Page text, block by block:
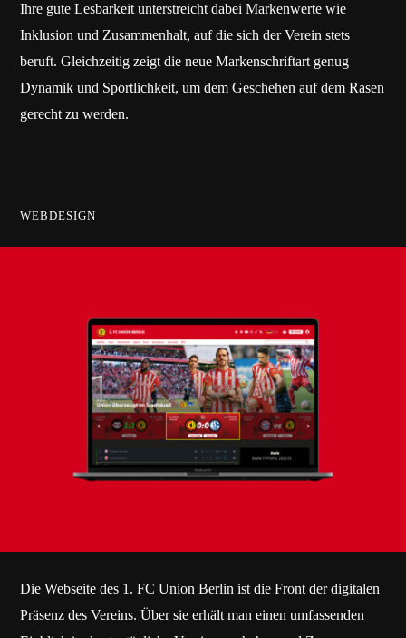
Ihre gute Lesbarkeit unterstreicht dabei Markenwerte wie
Inklusion und Zusammenhalt, auf die sich der Verein stets
beruft. Gleichzeitig zeigt die neue Markenschriftart genug
Dynamik und Sportlichkeit, um dem Geschehen auf dem Rasen
gerecht zu werden.
WEBDESIGN
Die Webseite des 1. FC Union Berlin ist die Front der digitalen
Präsenz des Vereins. Über sie erhält man einen umfassenden